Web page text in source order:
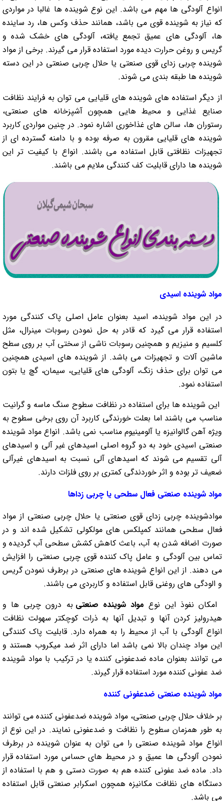
انواع آلودگی ها مهم می باشد. این نوع شوینده ها غالبا در مواردی
که نیاز به شوینده قوی می باشد، همانند حذف وکس ها، رد ساینده
ها، آلودگی های عمیق تجمع یافته، آلودگی های خشک شده و
گریس و روغن حرارت دیده مورد استفاده قرار می گیرند. برخی از مواد
شوینده چربی زدای قوی صنعتی یا حلال چربی صنعتی در این دسته
شوینده ها طبقه بندی می شوند.
از دیگر استفاده های شوینده های قلیایی می توان به فرایند نظافت
صنایع غذایی و محیط هایی همچون آشپزخانه های صنعتی،
رستوران ها، سالن های غذاخوری اشاره نمود. در چنین مواردی کاربرد
شوینده های قلیایی مقرون به صرفه بوده و با دامنه گسترده ای از
تجهیزات نظافتی قابل استفاده می باشند. انواع با کیفیت تر این
شوینده ها دارای قابلیت کف کنندگی ملایم می باشند.
مواد شوینده اسیدی
در این مواد شوینده، اسید بعنوان عامل اصلی پاک کنندگی مورد
استفاده قرار می گیرد که قادر به حل نمودن رسوبات مینرال، مثل
کلسیم و منیزیم و همچنین رسوبات ناشی از سختی آب بر روی سطح
ماشین آلات و تجهیزات می باشد. از شوینده های اسیدی همچنین
می توان برای حذف زنگ، آلودگی های قلیایی، سیمان، گچ یا بتون
استفاده نمود.
این شوینده ها برای استفاده در نظافت سطوح سنگ ماسه و گرانیت
مناسب می باشند اما بعلت خورندگی کاربرد آن روی برخی سطوح به
ویژه آهن گالوانیزه یا آلومینیوم مناسب نمی باشد. انواع مواد شوینده
صنعتی اسیدی خود به دو گروه اصلی اسیدهای غیر آلی و اسیدهای
آلی تقسیم می شوند که اسیدهای آلی نسبت به اسیدهای غیرآلی
ضعیف تر بوده و اثر خوردندگی کمتری بر روی فلزات دارند.
مواد شوینده صنعتی فعال سطحی یا چربی زداها
موادشوینده چربی زدای قوی صنعتی یا حلال چربی صنعتی از مواد
فعال سطحی همانند کمپلکس های مولکولی تشکیل شده اند و در
صورت اضافه شدن به آب، باعث کاهش کشش سطحی آب گردیده و
تماس بین آلودگی و عامل پاک کننده قوی چربی صنعتی را افزایش
می دهند. از این انواع شوینده های صنعتی در برطرف نمودن گریس
و الودگی های روغنی قابل استفاده و کاربردی می باشند.
امکان نفوذ این نوع مواد شوینده صنعتی به درون چربی ها و
هیدرولیز کردن آنها و تبدیل آنها به ذرات کوچکتر سهولت نظافت
انواع آلودگی با آب از محیط را به همراه دارد. قابلیت پاک کنندگی
این مواد چندان بالا نمی باشد اما دارای اثر ضد میکروب هستند و
می توانند بعنوان ماده ضدعفونی کننده یا در ترکیب با مواد شوینده
ضد عفونی کننده مورد استفاده قرار گیرند.
مواد شوینده صنعتی ضدعفونی کننده
بر خلاف حلال چربی صنعتی، مواد شوینده ضدعفونی کننده می توانند
به طور همزمان سطوح را نظافت و ضدعفونی نمایند. در این نوع از
انواع مواد شوینده صنعتی را می توان به عنوان شوینده در برطرف
نمودن آلودگی ها عمیق و در محیط های حساس مورد استفاده قرار
داد. ماده ضد عفونی کننده هم به صورت دستی و هم با استفاده از
دستگاه های نظافت مکانیزه همچون اسکرابر صنعتی قابل استفاده
می باشد.